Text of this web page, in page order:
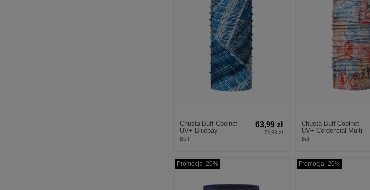
Chusta Buff Coolnet
UV+ Bluebay
Buff
63,99 zł
79,99 zł
Chusta Buff Coolnet
UV+ Cerdencial Multi
Buff
Promocja -20% Promocja -20%